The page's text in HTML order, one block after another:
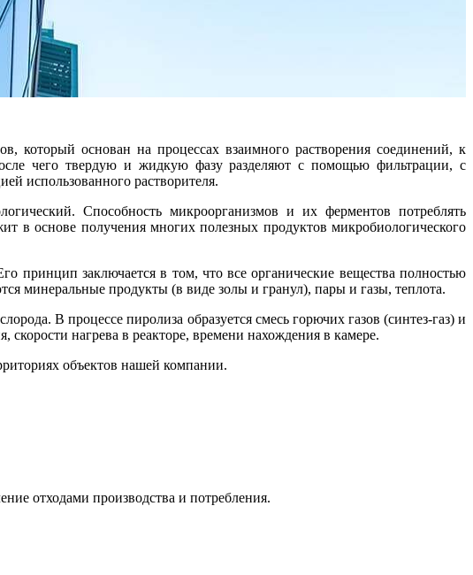
который основан на процессах взаимного растворения соединений, к
чего твердую и жидкую фазу разделяют с помощью фильтрации, с
использованного растворителя.
Способность микроорганизмов и их ферментов потреблять
в основе получения многих полезных продуктов микробиологического
принцип заключается в том, что все органические вещества полностью
минеральные продукты (в виде золы и гранул), пары и газы, теплота.
В процессе пиролиза образуется смесь горючих газов (синтез-газ) и
нагрева в реакторе, времени нахождения в камере.
объектов нашей компании.
отходами производства и потребления.